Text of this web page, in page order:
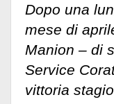
Dopo una
mese di
Manion – di
Service
vittoria